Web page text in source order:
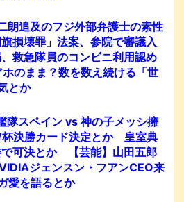
追及のフジ外部弁護士の素性
損壊罪」法案、参院で審議入
救急隊員のコンビニ利用認め
のまま？数を数え続ける「世
とか
スペイン vs 神の子メッシ擁
決勝カード決定とか 皇室典
可決とか 【芸能】山田五郎
ジェンスン・フアンCEO来
愛を語るとか